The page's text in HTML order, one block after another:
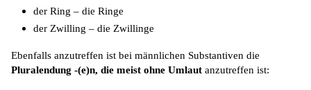
der Ring – die Ringe
der Zwilling – die Zwillinge
Ebenfalls anzutreffen ist bei männlichen Substantiven die
Pluralendung -(e)n, die meist ohne Umlaut anzutreffen ist: